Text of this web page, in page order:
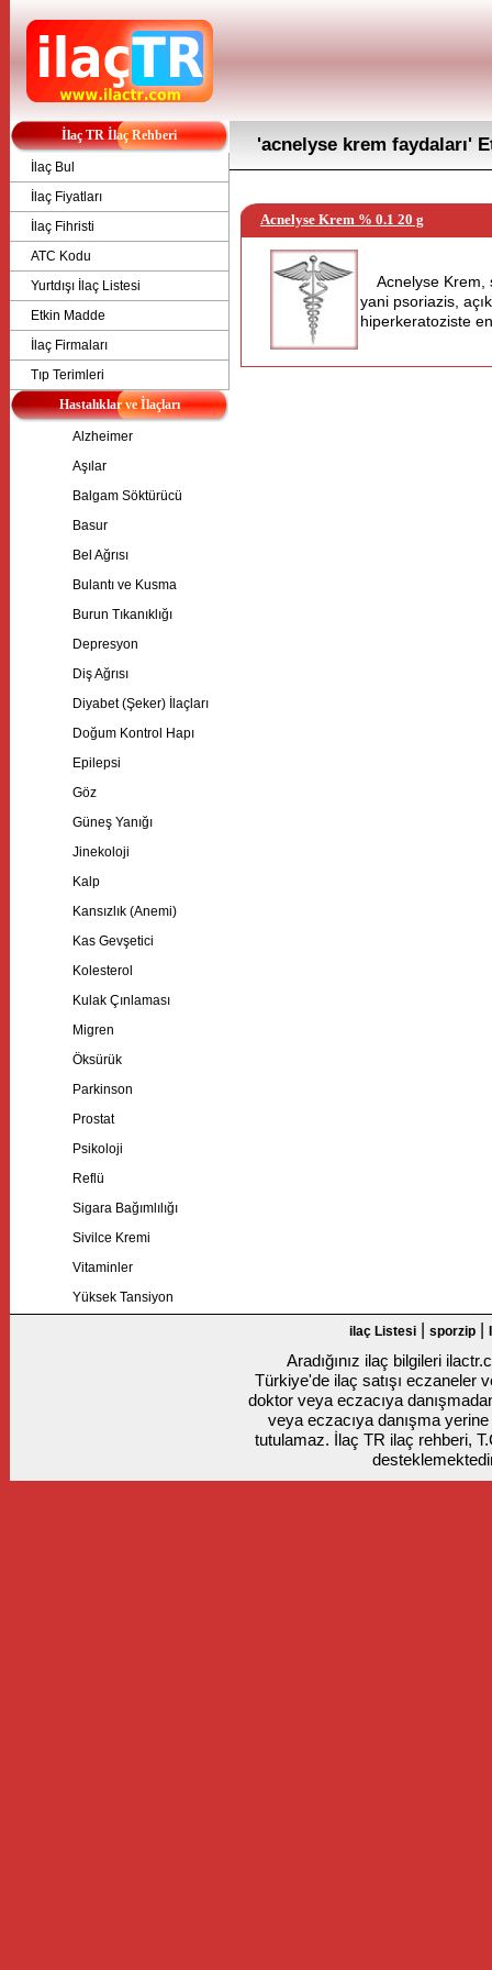
İlaç TR İlaç Rehberi
İlaç Bul
İlaç Fiyatları
İlaç Fihristi
ATC Kodu
Yurtdışı İlaç Listesi
Etkin Madde
İlaç Firmaları
Tıp Terimleri
Hastalıklar ve İlaçları
Alzheimer
Aşılar
Balgam Söktürücü
Basur
Bel Ağrısı
Bulantı ve Kusma
Burun Tıkanıklığı
Depresyon
Diş Ağrısı
Diyabet (Şeker) İlaçları
Doğum Kontrol Hapı
Epilepsi
Göz
Güneş Yanığı
Jinekoloji
Kalp
Kansızlık (Anemi)
Kas Gevşetici
Kolesterol
Kulak Çınlaması
Migren
Öksürük
Parkinson
Prostat
Psikoloji
Reflü
Sigara Bağımlılığı
Sivilce Kremi
Vitaminler
Yüksek Tansiyon
'acnelyse krem faydaları'
Acnelyse Krem % 0.1 20 g
Acnelyse Krem,
yani psoriazis,
hiperkeratoziste
ilaç Listesi sporzip
Aradığınız ilaç bilgileri
Türkiye'de ilaç satışı eczaneler
doktor veya eczacıya
veya eczacıya danışma
tutulamaz. İlaç TR ilaç rehberi,